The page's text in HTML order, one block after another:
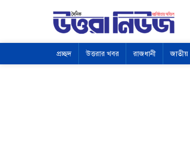
প্রচ্ছদ উত্তরার খবর রাজধানী জাতীয়